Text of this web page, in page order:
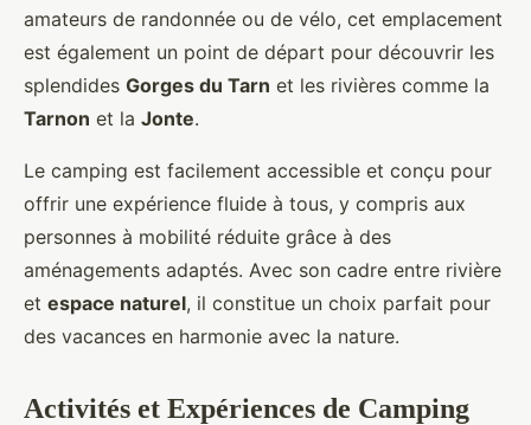
amateurs de randonnée ou de vélo, cet emplacement
est également un point de départ pour découvrir les
splendides Gorges du Tarn et les rivières comme la
Tarnon et la Jonte.
Le camping est facilement accessible et conçu pour
offrir une expérience fluide à tous, y compris aux
personnes à mobilité réduite grâce à des
aménagements adaptés. Avec son cadre entre rivière
et espace naturel, il constitue un choix parfait pour
des vacances en harmonie avec la nature.
Activités et Expériences de Camping